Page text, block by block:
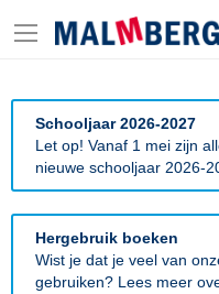
Schooljaar 2026-2027
Let op! Vanaf 1 mei zijn
nieuwe schooljaar 2026-
Hergebruik boeken
Wist je dat je veel van
gebruiken? Lees meer